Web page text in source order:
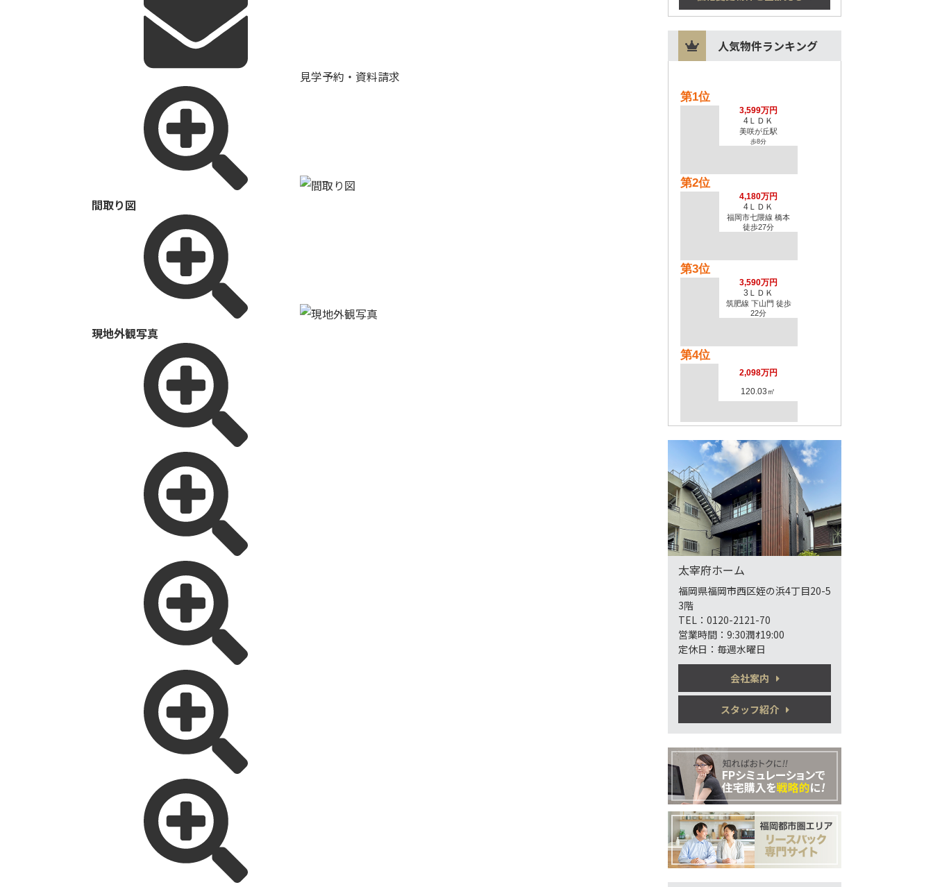
見学予約・資料請求
間取り図
現地外観写真
人気物件ランキング
太宰府ホーム
福岡県福岡市西区姪の浜4丁目20-5
3階
TEL：0120-2121-70
営業時間：9:30潤ｵ19:00
定休日：毎週水曜日
会社案内
スタッフ紹介